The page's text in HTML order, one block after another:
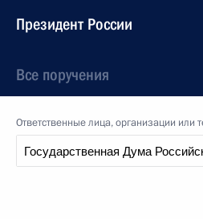
Президент России
Все поручения
Ответственные лица, организации или